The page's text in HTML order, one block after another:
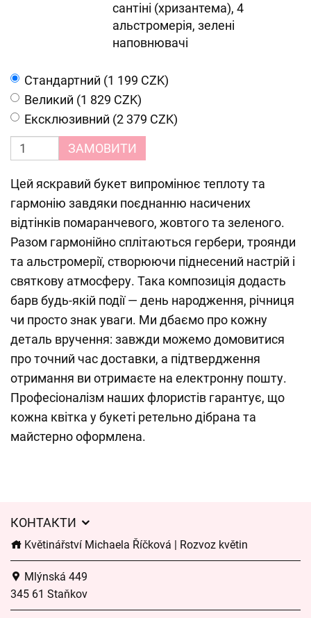
сантіні (хризантема), 4
альстромерія, зелені
наповнювачі
Cтандартний (1 199 CZK)
Великий (1 829 CZK)
Ексклюзивний (2 379 CZK)
ЗАМОВИТИ
Цей яскравий букет випромінює теплоту та
гармонію завдяки поєднанню насичених
відтінків помаранчевого, жовтого та зеленого.
Разом гармонійно сплітаються гербери, троянди
та альстромерії, створюючи піднесений настрій і
святкову атмосферу. Така композиція додасть
барв будь-якій події — день народження, річниця
чи просто знак уваги. Ми дбаємо про кожну
деталь вручення: завжди можемо домовитися
про точний час доставки, а підтвердження
отримання ви отримаєте на електронну пошту.
Професіоналізм наших флористів гарантує, що
кожна квітка у букеті ретельно дібрана та
майстерно оформлена.
КОНТАКТИ
Květinářství Michaela Říčková | Rozvoz květin
Mlýnská 449
345 61 Staňkov